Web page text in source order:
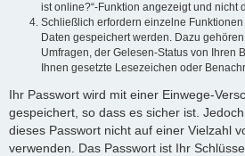
ist online?“-Funktion angezeigt und nicht
Schließlich erfordern einzelne
Daten gespeichert werden. Dazu
Umfragen, der Gelesen-Status von Ihren
Ihnen gesetzte Lesezeichen oder
Ihr Passwort wird mit einer Einwege-
gespeichert, so dass es sicher ist.
dieses Passwort nicht auf einer Vielzahl
verwenden. Das Passwort ist Ihr